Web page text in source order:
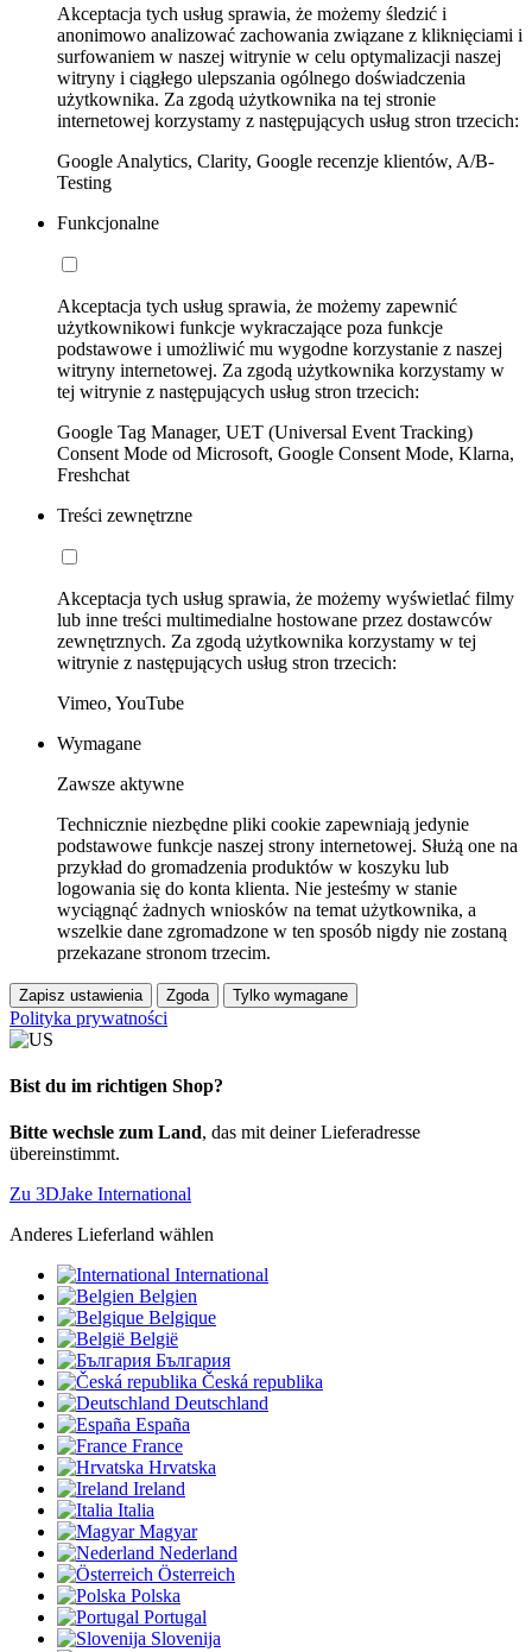
Akceptacja tych usług sprawia, że możemy śledzić i
anonimowo analizować zachowania związane z kliknięciami i
surfowaniem w naszej witrynie w celu optymalizacji naszej
witryny i ciągłego ulepszania ogólnego doświadczenia
użytkownika. Za zgodą użytkownika na tej stronie
internetowej korzystamy z następujących usług stron trzecich:
Google Analytics, Clarity, Google recenzje klientów, A/B-
Testing
Funkcjonalne
Akceptacja tych usług sprawia, że możemy zapewnić
użytkownikowi funkcje wykraczające poza funkcje
podstawowe i umożliwić mu wygodne korzystanie z naszej
witryny internetowej. Za zgodą użytkownika korzystamy w
tej witrynie z następujących usług stron trzecich:
Google Tag Manager, UET (Universal Event Tracking)
Consent Mode od Microsoft, Google Consent Mode, Klarna,
Freshchat
Treści zewnętrzne
Akceptacja tych usług sprawia, że możemy wyświetlać filmy
lub inne treści multimedialne hostowane przez dostawców
zewnętrznych. Za zgodą użytkownika korzystamy w tej
witrynie z następujących usług stron trzecich:
Vimeo, YouTube
Wymagane
Zawsze aktywne
Technicznie niezbędne pliki cookie zapewniają jedynie
podstawowe funkcje naszej strony internetowej. Służą one na
przykład do gromadzenia produktów w koszyku lub
logowania się do konta klienta. Nie jesteśmy w stanie
wyciągnąć żadnych wniosków na temat użytkownika, a
wszelkie dane zgromadzone w ten sposób nigdy nie zostaną
przekazane stronom trzecim.
Zapisz ustawienia Zgoda Tylko wymagane
Polityka prywatności
Bist du im richtigen Shop?
Bitte wechsle zum Land, das mit deiner Lieferadresse
übereinstimmt.
Zu 3DJake International
Anderes Lieferland wählen
International
Belgien
Belgique
België
България
Česká republika
Deutschland
España
France
Hrvatska
Ireland
Italia
Magyar
Nederland
Österreich
Polska
Portugal
Slovenija